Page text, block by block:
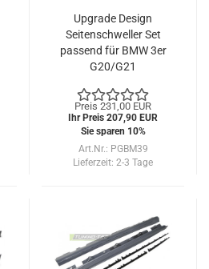
Upgrade Design
Seitenschweller Set
passend für BMW 3er
G20/G21
Preis 231,00 EUR
Ihr Preis 207,90 EUR
Sie sparen 10%
Art.Nr.: PGBM39
Lieferzeit: 2-3 Tage